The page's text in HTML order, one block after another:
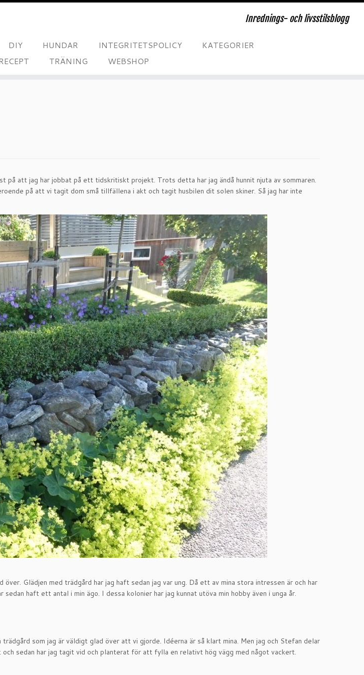
Inrednings- och livsstilsblogg
DIY HUNDAR INTEGRITETSPOLICY
KATEGORIER
TRÄNING WEBSHOP
på att jag har jobbat på ett tidskritiskt projekt. Trots detta har jag ändå hunnit njuta av sommaren.
på att vi tagit dom små tillfällena i akt och tagit husbilen dit solen skiner. Så jag har inte
Glädjen med trädgård har jag haft sedan jag var ung. Då ett av mina stora intressen är och har
haft ett antal i min ägo. I dessa kolonier har jag kunnat utöva min hobby även i unga år.
som jag är väldigt glad över att vi gjorde. Idéerna är så klart mina. Men jag och Stefan delar
sedan har jag tagit vid och planterat för att fylla en relativt hög vägg med något vackert.